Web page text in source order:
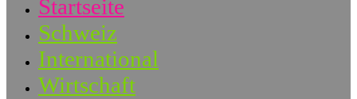
Startseite
Schweiz
International
Wirtschaft